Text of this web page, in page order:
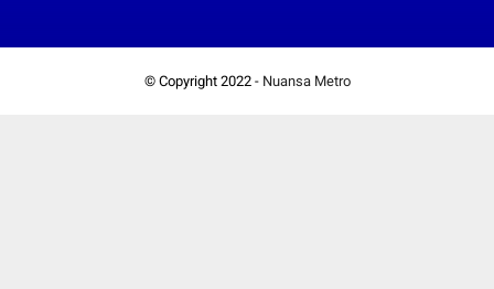
© Copyright 2022 - Nuansa Metro